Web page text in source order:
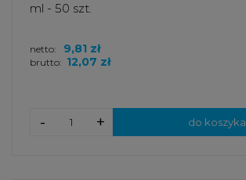
ml - 50 szt.
brutto: 12,07 zł
netto: 9,81 zł
+
- do koszyka